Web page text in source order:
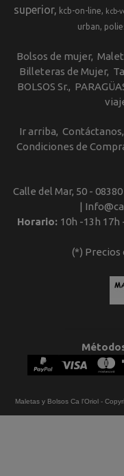
superior
kcb-on-line kcb-
urban
Bolsos de mujer
Billeteras de Mujer
BOLSOS Sr.
Ir arriba Contáctanos
Condiciones de
Calle del Mar, 50 -
|
Horario: 10h -13h 17h
(*) Precios
Maletas y Bolsos Ca l'Oriol-